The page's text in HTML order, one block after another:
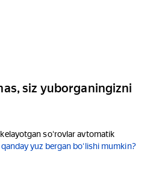
siz yuborganingizni
soʻrovlar avtomatik
yuz bergan boʻlishi mumkin?